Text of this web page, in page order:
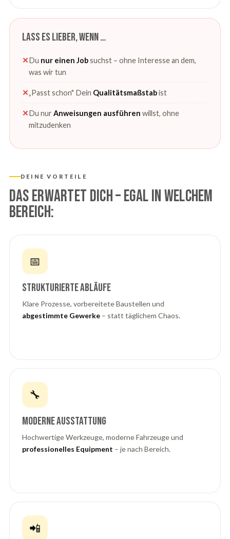
Lass es lieber, wenn …
✕Du nur einen Jobsuchst – ohne Interesse an dem,
was wir tun
✕„Passt schon" Dein Qualitätsmaßstabist
✕Du nurAnweisungen ausführen willst, ohne
mitzudenken
DEINE VORTEILE
Das erwartet Dich – egal in welchem
Bereich:
📅
Strukturierte Abläufe
Klare Prozesse, vorbereitete Baustellen und
abgestimmte Gewerke– statt täglichem Chaos.
🔧
Moderne Ausstattung
Hochwertige Werkzeuge, moderne Fahrzeuge und
professionelles Equipment – je nach Bereich.
📲